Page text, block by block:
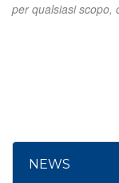
per qualsiasi scopo,
NEWS